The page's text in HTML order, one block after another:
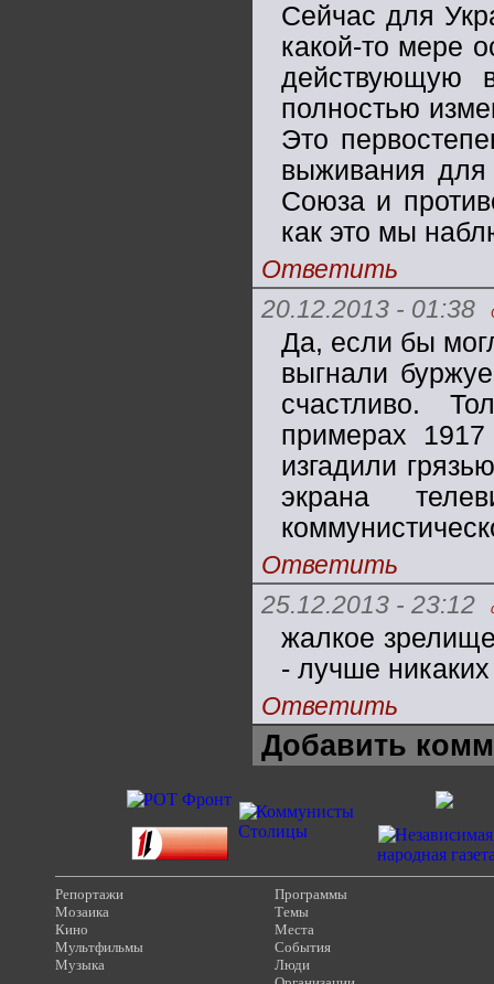
Сейчас для
какой-то мере
действующую
полностью
Это
выживания
Союза и
как это мы
Ответить
20.12.2013 - 01:38
Да, если бы
выгнали
счастливо.
примерах
изгадили
экрана
Ответить
25.12.2013 - 23:12
жалкое
- лучше никаких
Ответить
Добавить
Репортажи
Мозаика
Кино
Мультфильмы
Музыка
Программы
Темы
Места
События
Люди